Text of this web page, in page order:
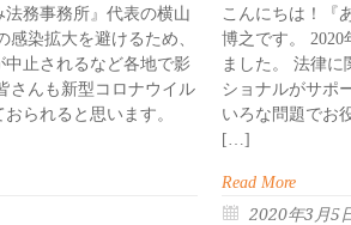
法務事務所』代表の横山
染拡大を避けるため、
中止されるなど各地で影
さんも新型コロナウイル
られると思います。
こんにちは！『
博之です。
ました。 法律
ショナルがサポ
いろな問題でお
[…]
Read More
2020年3月5